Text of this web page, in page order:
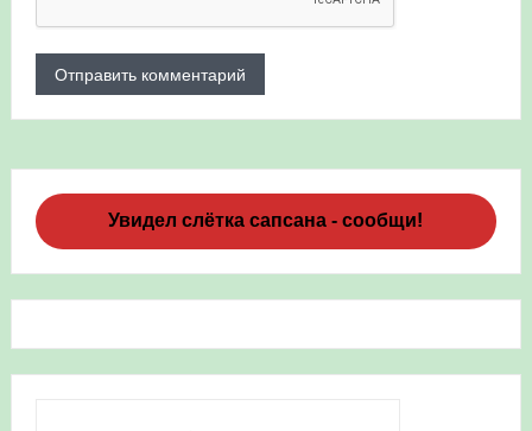
Увидел слётка сапсана - сообщи!